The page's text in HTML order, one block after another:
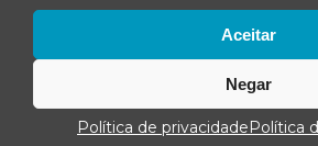
Aceitar
Negar
Política de privacidadePolítica
Política de